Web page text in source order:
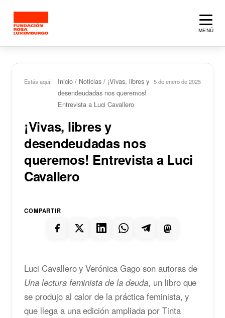
MENÚ
Estás aquí: Inicio / Noticias / ¡Vivas, libres y
desendeudadas nos queremos!
Entrevista a Luci Cavallero
5 de enero de 2025
¡Vivas, libres y
desendeudadas nos
queremos! Entrevista a Luci
Cavallero
COMPARTIR
Luci Cavallero y Verónica Gago son autoras de
Una lectura feminista de la deuda, un libro que
se produjo al calor de la práctica feminista, y
que llega a una edición ampliada por Tinta